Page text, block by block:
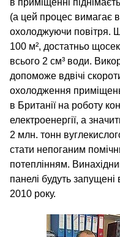
в приміщенні
(а цей процес вимагає
охолоджуючи повітря.
100 м², достатньо
всього 2 см³ води.
допоможе вдвічі
охолодження
в Британії на роботу
електроенергії, а
2 млн. тонн
стати непоганим
потеплінням.
панелі будуть
2010 року.